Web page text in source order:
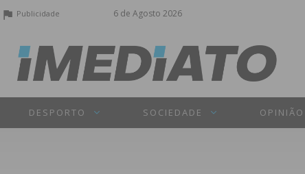
6 de Agosto 2026
Publicidade
DESPORTO SOCIEDADE OPINIÃO